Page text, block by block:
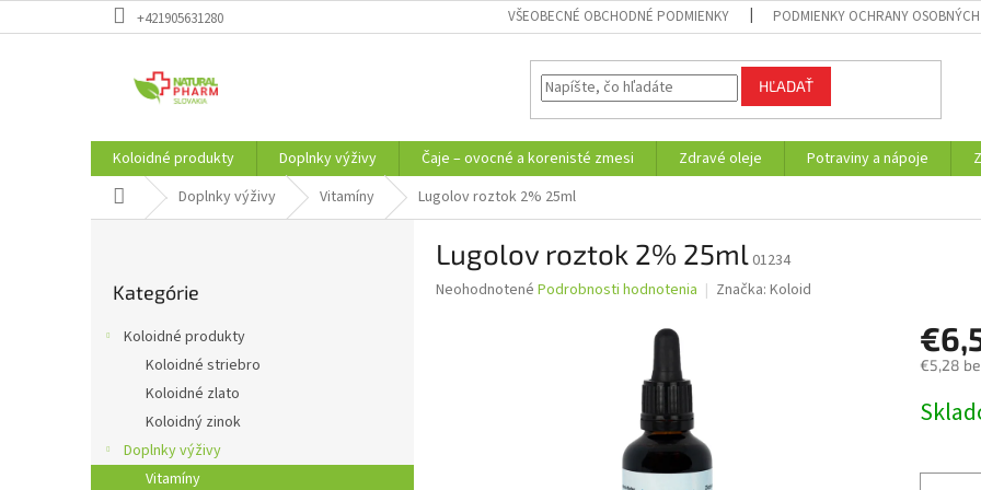
na
+421905631280 VŠEOBECNÉ OBCHODNÉ PODMIENKY PODMIENKY OCHRANY OSOBNÝCH
HĽADAŤ
Koloidné produkty Doplnky výživy Čaje – ovocné a korenisté zmesi Zdravé oleje Potraviny a nápoje
DomovDoplnky výživy Vitamíny Lugolov roztok 2% 25ml
kategórie
Kategórie
Koloidné produkty
Koloidné striebro
Koloidné zlato
Koloidný zinok
Doplnky výživy
Vitamíny
Lugolov roztok 2% 25ml 01234
Priemerné
Neohodnotené Podrobnosti hodnotenia Značka: Koloid
€5,28
cena: